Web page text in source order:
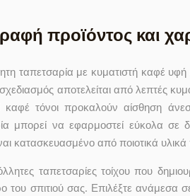
προϊόντος και
ταπετσαρία με κυματιστή καφέ
αποτελείται από λεπτές
καφέ τόνοι προκαλούν αίσθηση
μπορεί να εφαρμοστεί εύκολα
κατασκευασμένο από ποιοτικά
ταπετσαρίες τοίχου που
του σπιτιού σας. Επιλέξτε ανάμεσα